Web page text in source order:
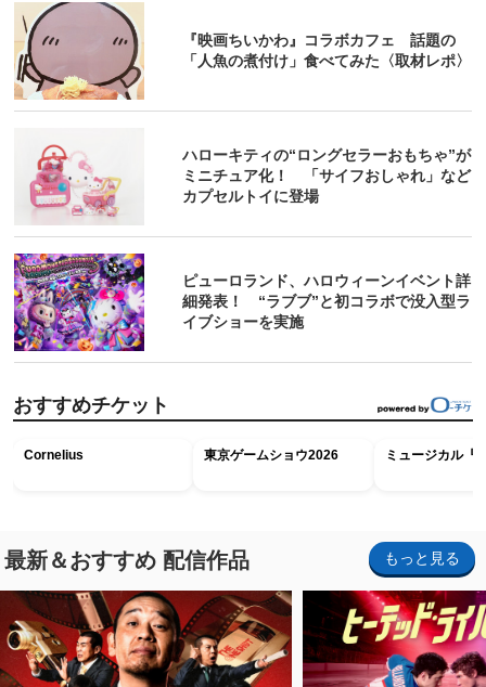
『映画ちいかわ』コラボカフェ 話題の
「人魚の煮付け」食べてみた〈取材レポ〉
ハローキティの“ロングセラーおもちゃ”が
ミニチュア化！ 「サイフおしゃれ」など
カプセルトイに登場
ピューロランド、ハロウィーンイベント詳
細発表！ “ラブブ”と初コラボで没入型ラ
イブショーを実施
おすすめチケット
Cornelius 東京ゲームショウ2026 ミュージカル『
最新＆おすすめ 配信作品 もっと見る